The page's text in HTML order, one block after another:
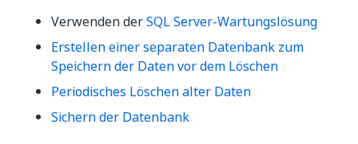
Verwenden derSQL Server-Wartungslösung
Erstellen einer separaten Datenbank zum
Speichern der Daten vor dem Löschen
Periodisches Löschen alter Daten
Sichern der Datenbank